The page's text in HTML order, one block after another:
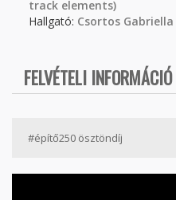
track elements)
Hallgató: Csortos Gabriella
FELVÉTELI INFORMÁCIÓ
#építő250 ösztöndíj